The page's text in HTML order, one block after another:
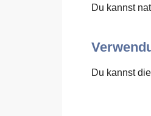
Du kannst
Du kannst